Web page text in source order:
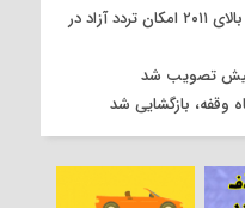
فقط پلاک دائم کیش و قشم و مدل بالای ۲۰۱۱ امکان تردد آزاد در
کیش تصویب شد